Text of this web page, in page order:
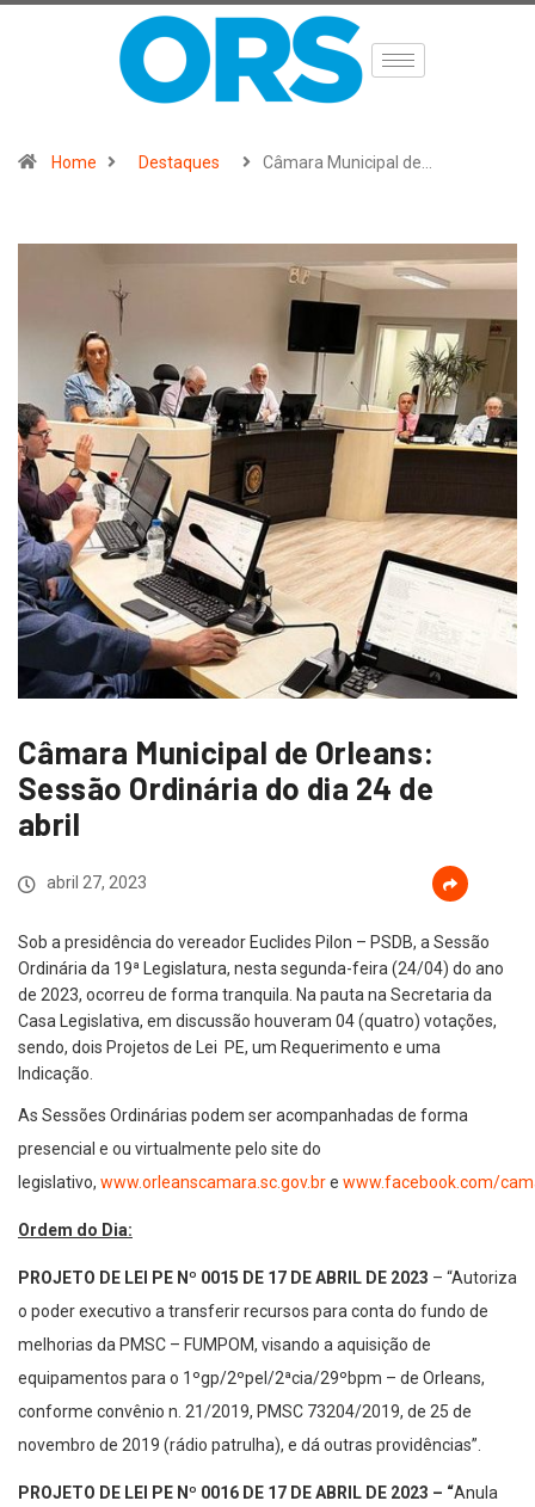
Home Destaques Câmara Municipal de…
Câmara Municipal de Orleans:
Sessão Ordinária do dia 24 de
abril
abril 27, 2023
Sob a presidência do vereador Euclides Pilon – PSDB, a Sessão
Ordinária da 19ª Legislatura, nesta segunda-feira (24/04) do ano
de 2023, ocorreu de forma tranquila. Na pauta na Secretaria da
Casa Legislativa, em discussão houveram 04 (quatro) votações,
sendo, dois Projetos de Lei PE, um Requerimento e uma
Indicação.
As Sessões Ordinárias podem ser acompanhadas de forma
presencial e ou virtualmente pelo site do
legislativo, www.orleanscamara.sc.gov.bre www.facebook.com/
Ordem do Dia:
PROJETO DE LEI PE Nº 0015 DE 17 DE ABRIL DE 2023 – “Autoriza
o poder executivo a transferir recursos para conta do fundo de
melhorias da PMSC – FUMPOM, visando a aquisição de
equipamentos para o 1ºgp/2ºpel/2ªcia/29ºbpm – de Orleans,
conforme convênio n. 21/2019, PMSC 73204/2019, de 25 de
novembro de 2019 (rádio patrulha), e dá outras providências”.
PROJETO DE LEI PE Nº 0016 DE 17 DE ABRIL DE 2023 – “Anula